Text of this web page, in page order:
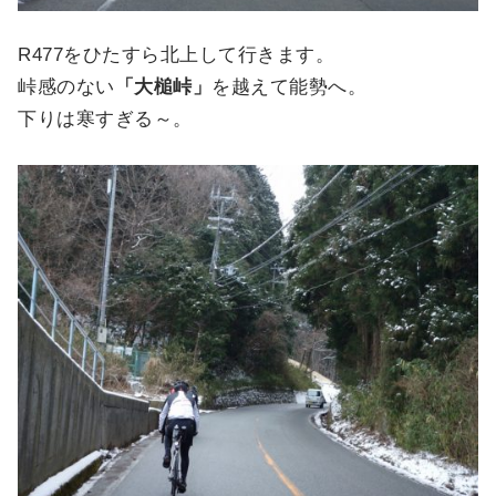
R477をひたすら北上して行きます。
峠感のない
「大槌峠」 を越えて能勢へ。
下りは寒すぎる～。